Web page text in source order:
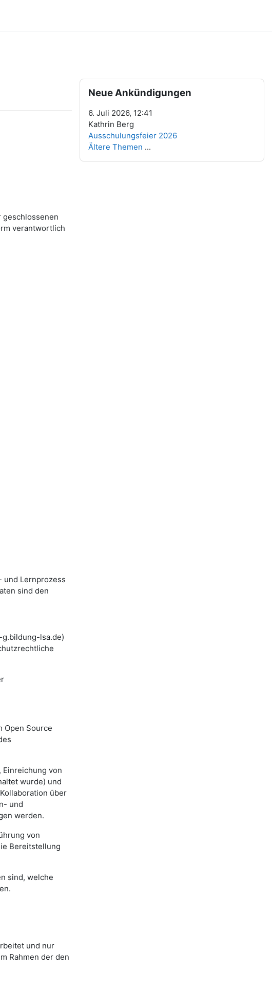
geschlossenen
verantwortlich
und Lernprozess
sind den
lsa.de)
Open Source
von
wurde) und
über
und
werden.
von
Bereitstellung
sind, welche
und nur
Rahmen der den
Blöcke
Neue Ankündigungen überspringen
Neue Ankündigungen
6. Juli 2026, 12:41
Kathrin Berg
Ausschulungsfeier 2026
Ältere Themen ...